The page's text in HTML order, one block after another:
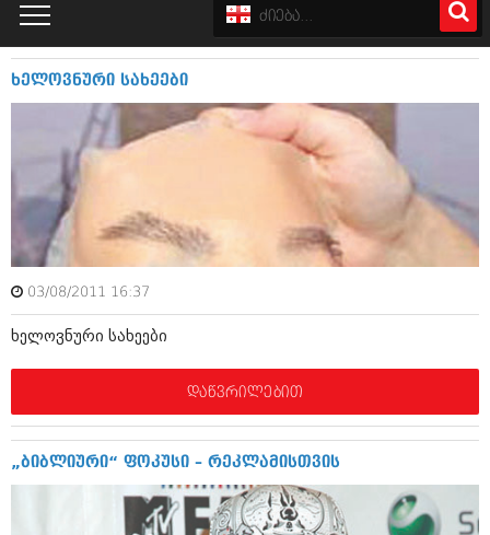
პოლიტიკა
ინტერვიუები
საზოგადოება
მოდი, ვილაპარაკოთ
მოდა + დიზაინი
კატალოგი
პოლიტიკა
ინტერვიუები
ამბები
საზოგადოება
მოდი, ვილაპარაკოთ
მედიცინა
სპორტი
კადრს მიღმა
ხელოვნური სახეები
03/08/2011 16:37
ხელოვნური სახეები
დაწვრილებით
„ბიბლიური“ ფოკუსი – რეკლამისთვის